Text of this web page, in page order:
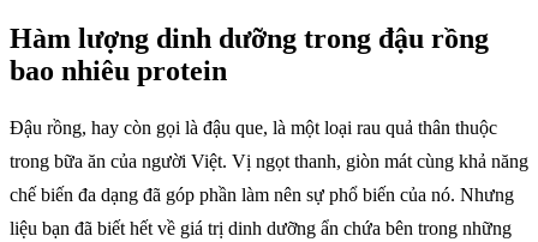
Hàm lượng dinh dưỡng trong đậu rồng
bao nhiêu protein
Đậu rồng, hay còn gọi là đậu que, là một loại rau quả thân thuộc
trong bữa ăn của người Việt. Vị ngọt thanh, giòn mát cùng khả năng
chế biến đa dạng đã góp phần làm nên sự phổ biến của nó. Nhưng
liệu bạn đã biết hết về giá trị dinh dưỡng ẩn chứa bên trong những